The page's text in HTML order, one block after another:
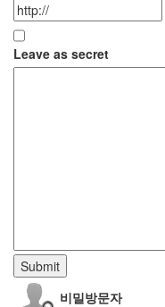
Leave as secret
Submit
비밀방문자
쁘
다
유
자
블